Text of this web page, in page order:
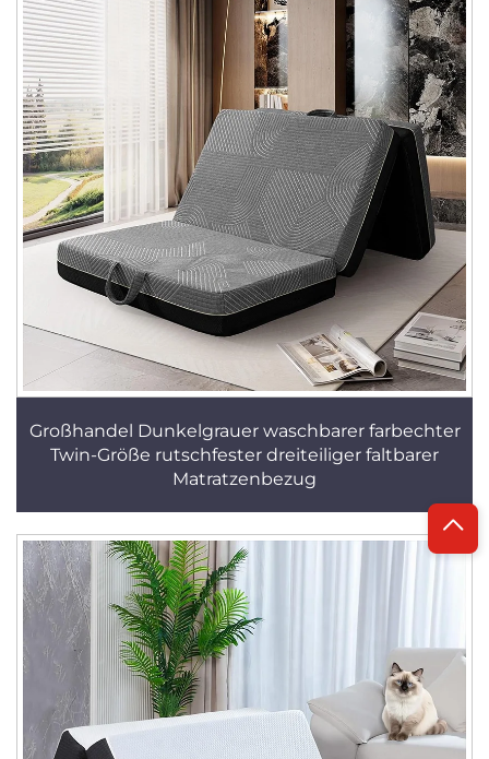
Großhandel Dunkelgrauer waschbarer farbechter
Twin-Größe rutschfester dreiteiliger faltbarer
Matratzenbezug